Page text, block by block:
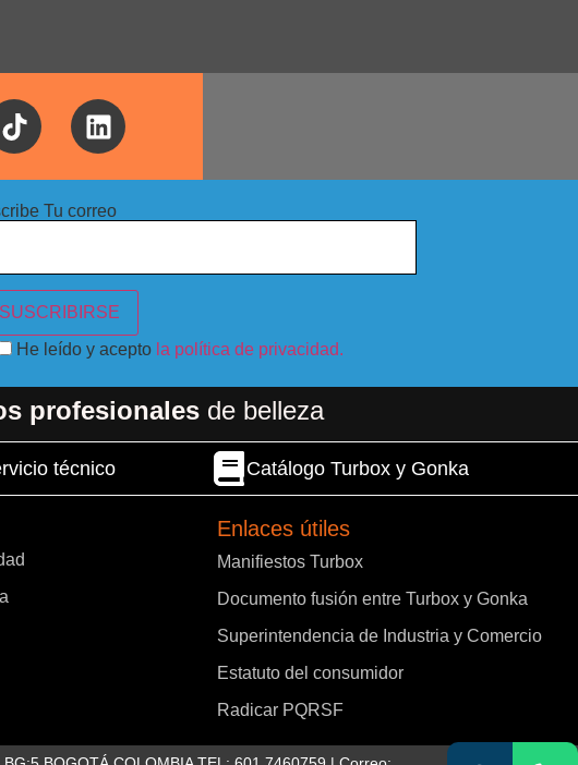
Tu correo
He leído y acepto la política de privacidad.
profesionales de belleza
técnico Catálogo Turbox y Gonka
Enlaces útiles
Manifiestos Turbox
Documento fusión entre Turbox y Gonka
Superintendencia de Industria y Comercio
Estatuto del consumidor
Radicar PQRSF